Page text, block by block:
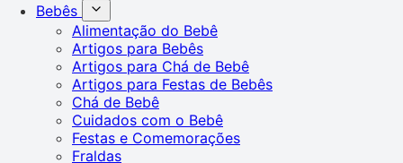
Bebês
Alimentação do Bebê
Artigos para Bebês
Artigos para Chá de Bebê
Artigos para Festas de Bebês
Chá de Bebê
Cuidados com o Bebê
Festas e Comemorações
Fraldas